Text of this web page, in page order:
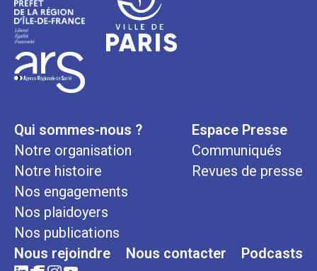
Qui sommes-nous ?
Notre organisation
Notre histoire
Nos engagements
Nos plaidoyers
Nos publications
Espace Presse
Communiqués
Revues de presse
Nous rejoindre Nous contacter Podcasts